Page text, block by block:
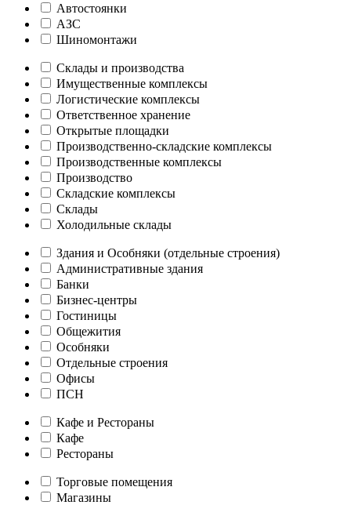
Автостоянки
АЗС
Шиномонтажи
Склады и производства
Имущественные комплексы
Логистические комплексы
Ответственное хранение
Открытые площадки
Производственно-складские комплексы
Производственные комплексы
Производство
Складские комплексы
Склады
Холодильные склады
Здания и Особняки (отдельные строения)
Административные здания
Банки
Бизнес-центры
Гостиницы
Общежития
Особняки
Отдельные строения
Офисы
ПСН
Кафе и Рестораны
Кафе
Рестораны
Торговые помещения
Магазины